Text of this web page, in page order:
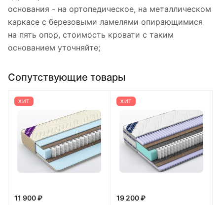
основания - на ортопедическое, на металлическом
каркасе с березовыми ламелями опирающимися
на пять опор, стоимость кровати с таким
основанием уточняйте;
Сопутствующие товары
ХИТ
11 900 ₽
ХИТ
19 200 ₽